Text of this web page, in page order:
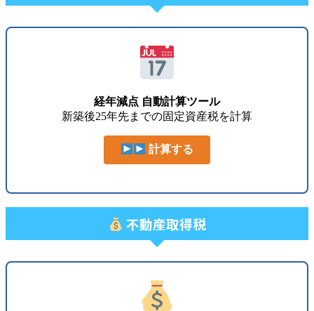
経年減点 自動計算ツール
新築後25年先までの固定資産税を計算
計算する
不動産取得税